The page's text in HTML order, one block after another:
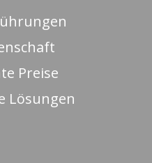
Preise
Lösungen